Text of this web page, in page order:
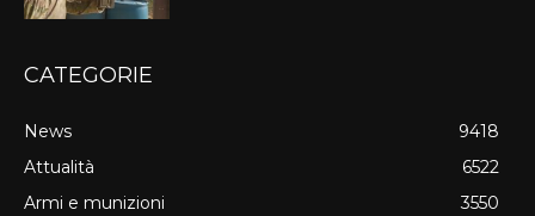
CATEGORIE
News
9418
Attualità
6522
Armi e munizioni
3550